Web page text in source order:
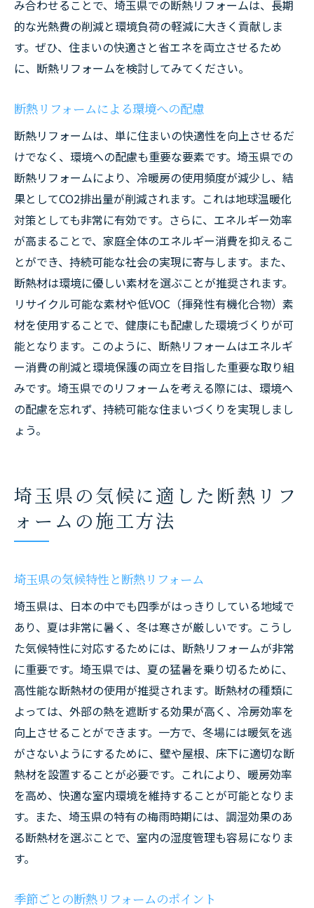
み合わせることで、埼玉県での断熱リフォームは、長期
的な光熱費の削減と環境負荷の軽減に大きく貢献しま
す。ぜひ、住まいの快適さと省エネを両立させるため
に、断熱リフォームを検討してみてください。
断熱リフォームによる環境への配慮
断熱リフォームは、単に住まいの快適性を向上させるだ
けでなく、環境への配慮も重要な要素です。埼玉県での
断熱リフォームにより、冷暖房の使用頻度が減少し、結
果としてCO2排出量が削減されます。これは地球温暖化
対策としても非常に有効です。さらに、エネルギー効率
が高まることで、家庭全体のエネルギー消費を抑えるこ
とができ、持続可能な社会の実現に寄与します。また、
断熱材は環境に優しい素材を選ぶことが推奨されます。
リサイクル可能な素材や低VOC（揮発性有機化合物）素
材を使用することで、健康にも配慮した環境づくりが可
能となります。このように、断熱リフォームはエネルギ
ー消費の削減と環境保護の両立を目指した重要な取り組
みです。埼玉県でのリフォームを考える際には、環境へ
の配慮を忘れず、持続可能な住まいづくりを実現しまし
ょう。
埼玉県の気候に適した断熱リフ
ォームの施工方法
埼玉県の気候特性と断熱リフォーム
埼玉県は、日本の中でも四季がはっきりしている地域で
あり、夏は非常に暑く、冬は寒さが厳しいです。こうし
た気候特性に対応するためには、断熱リフォームが非常
に重要です。埼玉県では、夏の猛暑を乗り切るために、
高性能な断熱材の使用が推奨されます。断熱材の種類に
よっては、外部の熱を遮断する効果が高く、冷房効率を
向上させることができます。一方で、冬場には暖気を逃
がさないようにするために、壁や屋根、床下に適切な断
熱材を設置することが必要です。これにより、暖房効率
を高め、快適な室内環境を維持することが可能となりま
す。また、埼玉県の特有の梅雨時期には、調湿効果のあ
る断熱材を選ぶことで、室内の湿度管理も容易になりま
す。
季節ごとの断熱リフォームのポイント